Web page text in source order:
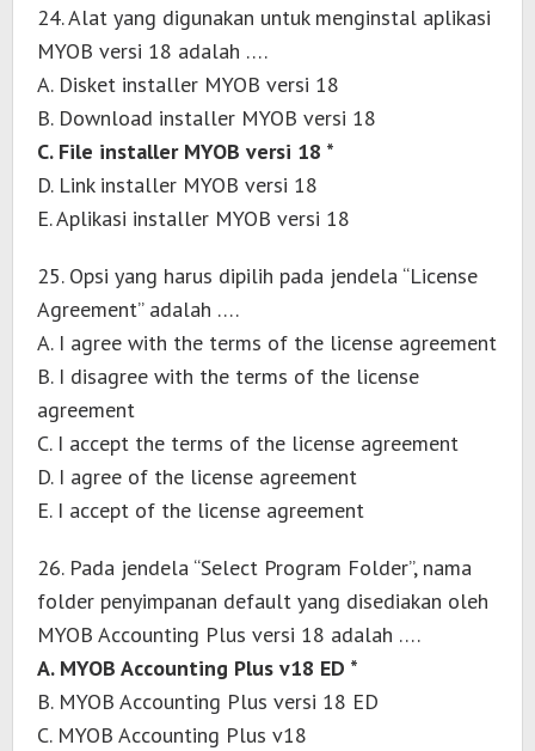
24. Alat yang digunakan untuk menginstal aplikasi
MYOB versi 18 adalah ….
A. Disket installer MYOB versi 18
B. Download installer MYOB versi 18
C. File installer MYOB versi 18 *
D. Link installer MYOB versi 18
E. Aplikasi installer MYOB versi 18
25. Opsi yang harus dipilih pada jendela “License
Agreement” adalah ….
A. I agree with the terms of the license agreement
B. I disagree with the terms of the license
agreement
C. I accept the terms of the license agreement
D. I agree of the license agreement
E. I accept of the license agreement
26. Pada jendela “Select Program Folder”, nama
folder penyimpanan default yang disediakan oleh
MYOB Accounting Plus versi 18 adalah ….
A. MYOB Accounting Plus v18 ED *
B. MYOB Accounting Plus versi 18 ED
C. MYOB Accounting Plus v18